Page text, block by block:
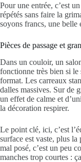
Pour une entrée, c’est
répétés sans faire la
soyons francs, une belle
Pièces de passage et
Dans un couloir, un
fonctionne très bien si le
format. Les carreaux
dalles massives. Sur de
un effet de calme et
la décoration respirer.
Le point clé, ici, c’est
surface est vaste, plus
mal posé, c’est un peu
manches trop courtes :